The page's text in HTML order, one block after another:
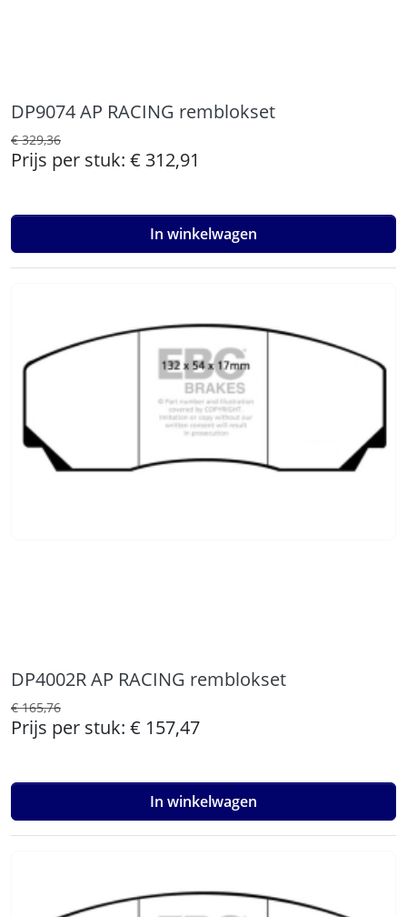
DP9074 AP RACING remblokset
€ 329,36
Prijs per stuk: € 312,91
In winkelwagen
DP4002R AP RACING remblokset
€ 165,76
Prijs per stuk: € 157,47
In winkelwagen